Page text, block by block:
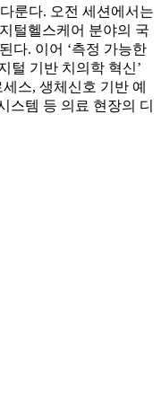
룬다. 오전 세션에서는
털헬스케어 분야의 국
다. 이어 ‘측정 가능한
털 기반 치의학 혁신’
스, 생체신호 기반 예
스템 등 의료 현장의 디